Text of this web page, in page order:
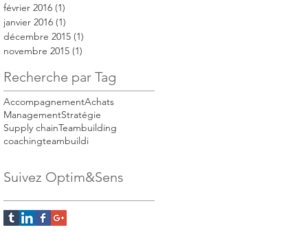
février 2016 (1)
janvier 2016 (1)
décembre 2015 (1)
novembre 2015 (1)
Recherche par Tag
AccompagnementAchats
ManagementStratégie
Supply chainTeambuilding
coachingteambuildi
Suivez Optim&Sens